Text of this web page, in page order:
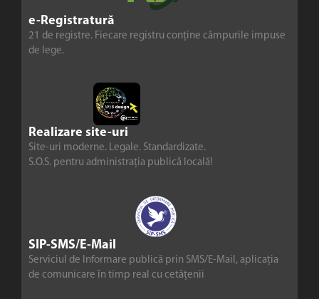
e-Registratură
21 de registre. Fiecare registru conține câmpurile impuse
de lege.
Realizare site-uri
Site-uri moderne. Legale. Standardizate.
S.O.S. pentru administrația publică locală!
SIP-SMS/E-Mail
Serviciul de Informare publică prin SMS/E-Mail, aplicația
de comunicare în timp real cu cetățenii